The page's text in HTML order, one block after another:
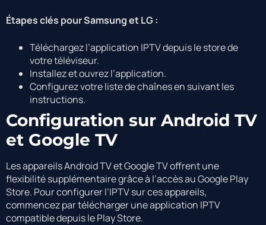
Étapes clés pour Samsung et LG :
Téléchargez l’application IPTV depuis le store de
votre téléviseur.
Installez et ouvrez l’application.
Configurez votre liste de chaînes en suivant les
instructions.
Configuration sur Android TV
et Google TV
Les appareils Android TV et Google TV offrent une
flexibilité supplémentaire grâce à l’accès au Google Play
Store. Pour configurer l’IPTV sur ces appareils,
commencez par télécharger une application IPTV
compatible depuis le Play Store.